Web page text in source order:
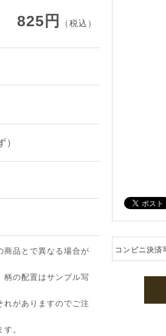
商品とで異なる場合が
柄の配置はサンプル写
れがありますのでご注
。
825円 （税込）
コンビニ決済